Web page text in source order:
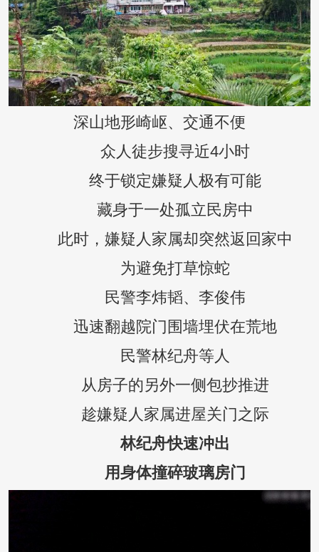
深山地形崎岖、交通不便
众人徒步搜寻近4小时
终于锁定嫌疑人极有可能
藏身于一处孤立民房中
此时，嫌疑人家属却突然返回家中
为避免打草惊蛇
民警李炜韬、李俊伟
迅速翻越院门围墙埋伏在荒地
民警林纪舟等人
从房子的另外一侧包抄推进
趁嫌疑人家属进屋关门之际
林纪舟快速冲出
用身体撞碎玻璃房门